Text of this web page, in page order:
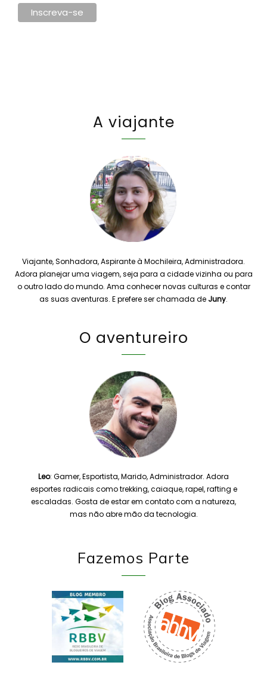
A viajante
Viajante, Sonhadora, Aspirante à Mochileira, Administradora.
Adora planejar uma viagem, seja para a cidade vizinha ou para
o outro lado do mundo. Ama conhecer novas culturas e contar
as suas aventuras. E prefere ser chamada de Juny.
O aventureiro
Leo: Gamer, Esportista, Marido, Administrador. Adora
esportes radicais como trekking, caiaque, rapel, rafting e
escaladas. Gosta de estar em contato com a natureza,
mas não abre mão da tecnologia.
Fazemos Parte